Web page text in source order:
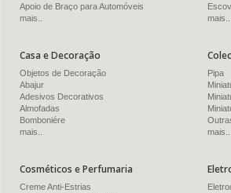
Apoio de Braço para Automóveis
mais..
mais..
Casa e Decoração
Objetos de Decoração
Abajur
Adesivos Decorativos
Almofadas
Bomboniére
mais..
Pipa
mais..
Cosméticos e Perfumaria
Creme Anti-Estrias